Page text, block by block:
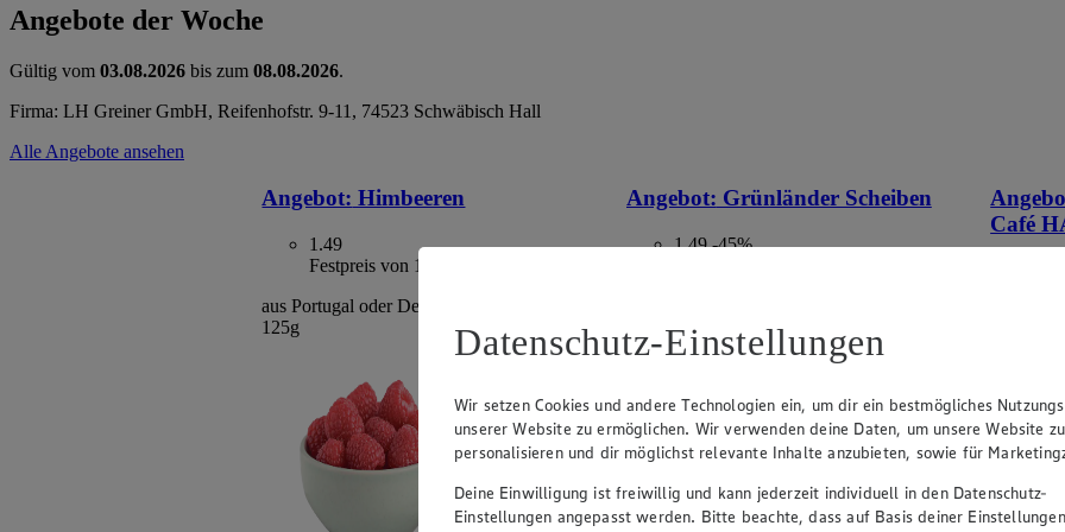
Angebote der Woche
Gültig vom 03.08.2026 bis zum 08.08.2026.
Firma: LH Greiner GmbH, Reifenhofstr. 9-11, 74523 Schwäbisch Hall
Alle Angebote ansehen
Angebot: Himbeeren
1.49
Festpreis von 1.49€
aus Portugal oder Deutschland, Klasse I,
125g
Angebot: Grünländer Scheiben
1.49 -45%
versch. Sorten und Fettstufen, 100g - 140g
Café
versch.
500g
Datenschutz-Einstellungen
Wir setzen Cookies und andere Technologien ein, um dir ein bestmögliches
unserer Website zu ermöglichen. Wir verwenden deine Daten, um unsere Website zu
personalisieren und dir möglichst relevante Inhalte anzubieten, sowie für
Deine Einwilligung ist freiwillig und kann jederzeit individuell in den Datenschutz-
Einstellungen angepasst werden. Bitte beachte, dass auf Basis deiner